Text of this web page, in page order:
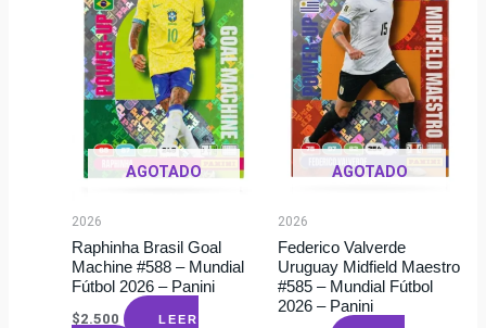
AGOTADO
2026
Raphinha Brasil Goal
Machine #588 – Mundial
Fútbol 2026 – Panini
$2.500 LEER
AGOTADO
2026
Federico Valverde
Uruguay Midfield Maestro
#585 – Mundial Fútbol
2026 – Panini